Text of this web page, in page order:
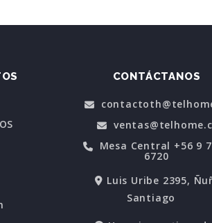
CONTÁCTANOS
Mesa Central +56 9
6720
Luis Uribe 2395,
Santiago